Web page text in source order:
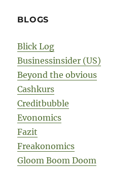
BLOGS
Blick Log
Businessinsider (US)
Beyond the obvious
Cashkurs
Creditbubble
Evonomics
Fazit
Freakonomics
Gloom Boom Doom